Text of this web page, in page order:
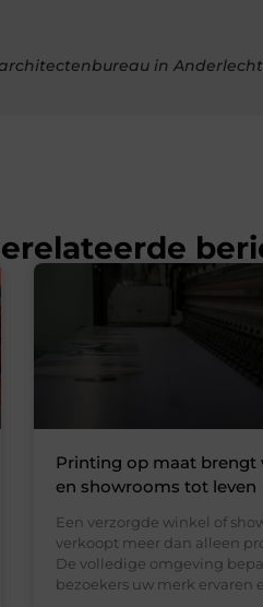
in Anderlecht
Printing op maat brengt
en showrooms tot leven
Een verzorgde winkel of
verkoopt meer dan alleen
De volledige omgeving
bezoekers uw merk ervaren